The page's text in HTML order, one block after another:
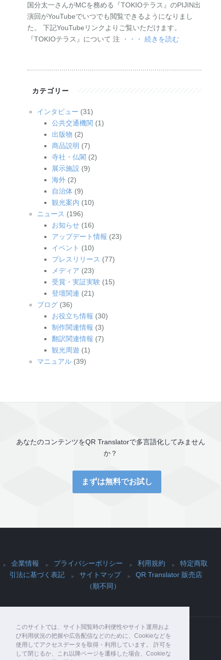
このサイトでは、サイト閲覧時の利便性やサイト運用およ
び利用状況の把握や広告配信などのために、Cookieなどを
使用してアクセスデータを取得・利用しています。 許可を
して閉じるか、これ以降ページを遷移した場合、Cookieな
国分太一さんがMCを務める『TOKIOテラス』のPIJIN出
演回がYouTubeでいつでも閲覧できるようになりまし
た。 下記YouTubeリンクよりご覧いただけます。
『TOKIOテラス』について 注
・・・ 続きを読む
カテゴリー
インタビュー (31)
公共交通機関 (1)
出版物 (2)
商品説明 (7)
寺社・仏閣 (2)
展示施設 (9)
海外 (2)
自治体 (9)
観光案内 (10)
ニュース (196)
お知らせ (16)
アップデート情報 (23)
イベント (10)
プレスリリース (77)
メディア (23)
受賞・実証実験 (15)
登壇関連 (21)
ブログ (36)
お役立ち情報 (30)
制作関連情報 (3)
翻訳関連情報 (7)
観光周遊 (1)
マニュアル (39)
あなたのコンテンツをQR Translatorで多言語化してみません
か？
まずは無料でお試し
企業情報 プライバシーポリシー 利用規約
特定商取
引法に基づく表記
サイトマップ
QR Translator 販売店
（順不同）
Copyright© PIJIN Co., Ltd. , 2026 All Rights
Reserved.